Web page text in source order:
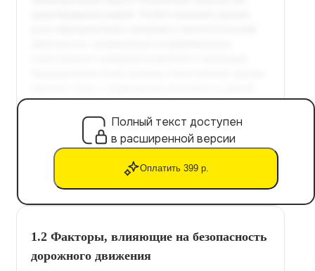
Полный текст доступен
в расширенной версии
Оплатить 399 р.
1.2 Факторы, влияющие на безопасность
дорожного движения